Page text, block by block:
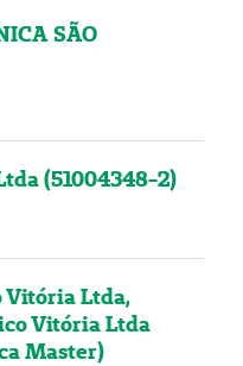
SÃO
(51004348-2)
Vitória Ltda,
Vitória Ltda
Master)